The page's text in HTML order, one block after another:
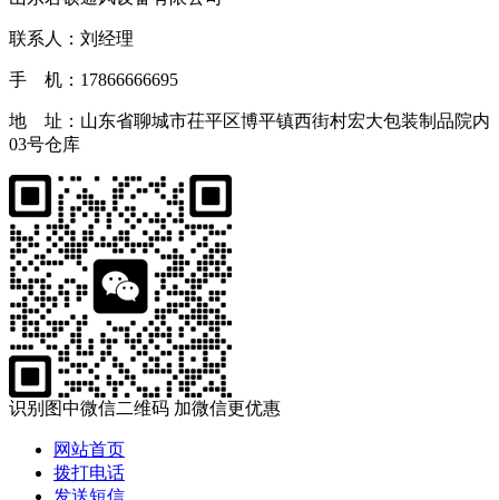
联系人：刘经理
手 机：17866666695
地 址：山东省聊城市茌平区博平镇西街村宏大包装制品院内
03号仓库
识别图中微信二维码 加微信更优惠
网站首页
拨打电话
发送短信